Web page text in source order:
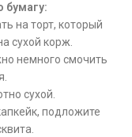
бумагу:
на торт, который
сухой корж.
немного смочить
сухой.
подложите